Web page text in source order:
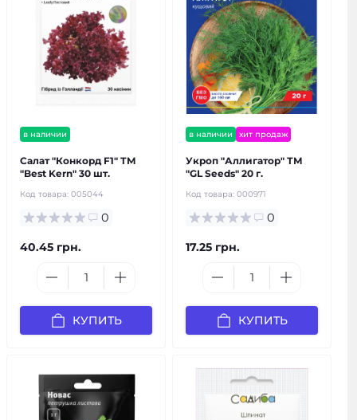
в наличии
Салат "Конкорд F1" ТМ
"Best Kern" 30 шт.
Код товара: 005044
0
40.45 грн.
КУПИТЬ
в наличии хит продаж
Укроп "Аллигатор" ТМ
"GL Seeds" 20 г.
Код товара: 000971
0
17.25 грн.
КУПИТЬ